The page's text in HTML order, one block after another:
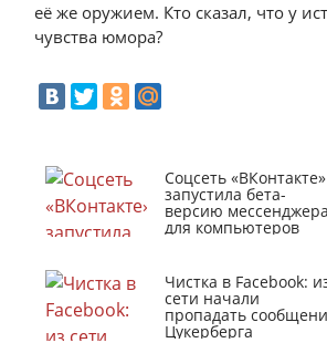
её же оружием. Кто сказал, что у
чувства юмора?
Соцсеть «ВКонтакте»
запустила бета-
версию мессенджера
для компьютеров
Чистка в Facebook:
сети начали
пропадать
Цукерберга